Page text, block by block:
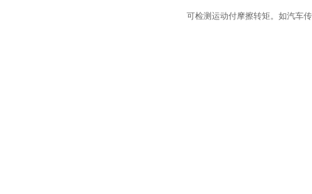
可检测运动付摩擦转矩。如汽车